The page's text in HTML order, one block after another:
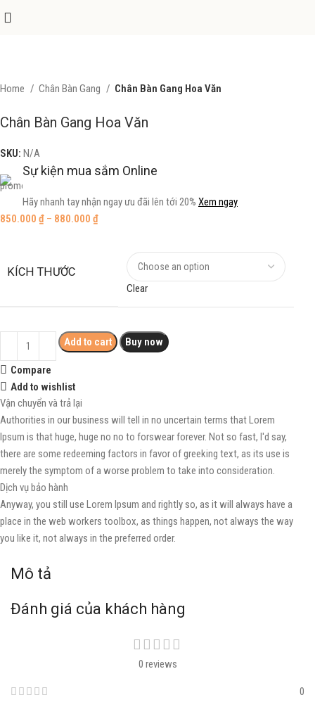
Home Chân Bàn Gang Chân Bàn Gang Hoa Văn
Chân Bàn Gang Hoa Văn
SKU:N/A
Sự kiện mua sắm Online
Hãy nhanh tay nhận ngay ưu đãi lên tới 20%Xem ngay
850.000₫ – 880.000₫
KÍCH THƯỚC
Clear
Add to cart Buy now
Compare
Add to wishlist
Vận chuyển và trả lại
Authorities in our business will tell in no uncertain terms that Lorem
Ipsum is that huge, huge no no to forswear forever. Not so fast, I'd say,
there are some redeeming factors in favor of greeking text, as its use is
merely the symptom of a worse problem to take into consideration.
Dịch vụ bảo hành
Anyway, you still use Lorem Ipsum and rightly so, as it will always have a
place in the web workers toolbox, as things happen, not always the way
you like it, not always in the preferred order.
Mô tả
Đánh giá của khách hàng
0 reviews
0